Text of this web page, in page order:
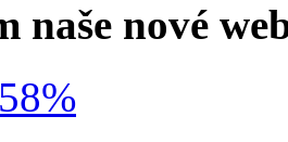
naše nové
58%